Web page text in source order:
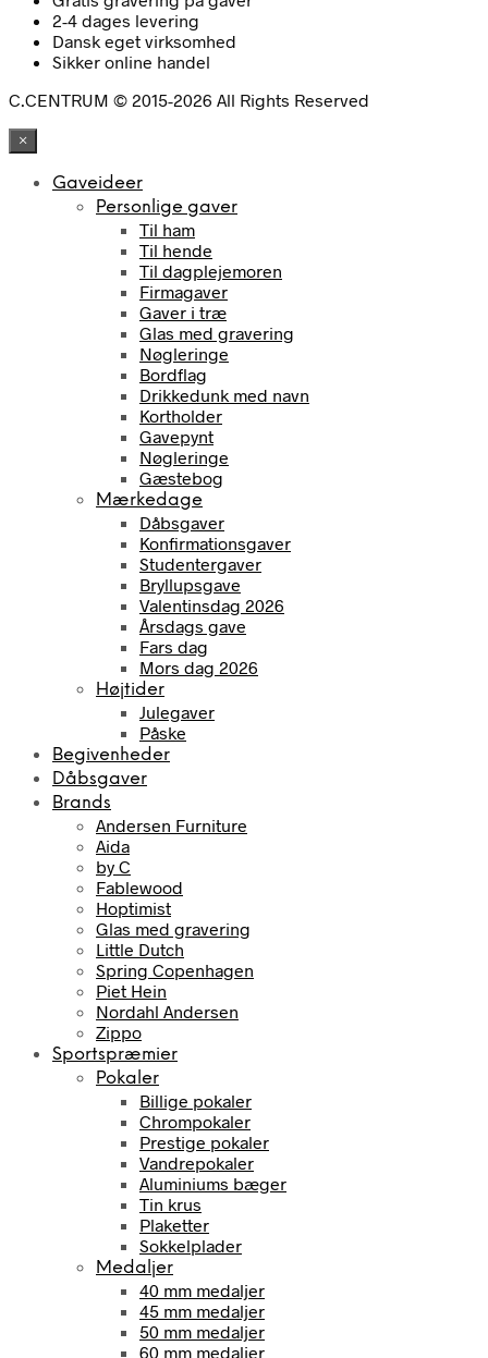
2-4 dages levering
Dansk eget virksomhed
Sikker online handel
C.CENTRUM © 2015-2026 All Rights Reserved
×
Gaveideer
Personlige gaver
Til ham
Til hende
Til dagplejemoren
Firmagaver
Gaver i træ
Glas med gravering
Nøgleringe
Bordflag
Drikkedunk med navn
Kortholder
Gavepynt
Nøgleringe
Gæstebog
Mærkedage
Dåbsgaver
Konfirmationsgaver
Studentergaver
Bryllupsgave
Valentinsdag 2026
Årsdags gave
Fars dag
Mors dag 2026
Højtider
Julegaver
Påske
Begivenheder
Dåbsgaver
Brands
Andersen Furniture
Aida
by C
Fablewood
Hoptimist
Glas med gravering
Little Dutch
Spring Copenhagen
Piet Hein
Nordahl Andersen
Zippo
Sportspræmier
Pokaler
Billige pokaler
Chrompokaler
Prestige pokaler
Vandrepokaler
Aluminiums bæger
Tin krus
Plaketter
Sokkelplader
Medaljer
40 mm medaljer
45 mm medaljer
50 mm medaljer
60 mm medaljer